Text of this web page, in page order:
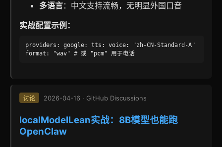
多语言：中文支持流畅，无明显外国口音
实战配置示例：
providers: google: tts: voice: "zh-CN-Standard-A"
format: "wav" # 或 "pcm" 用于电话
讨论 2026-04-16 · GitHub Discussions
localModelLean实战：8B模型也能跑
OpenClaw